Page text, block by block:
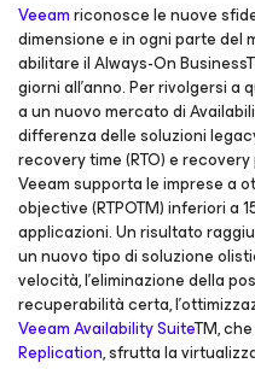
Veeamriconosce le nuove
dimensione e in ogni parte
abilitare il Always-On
giorni all’anno. Per rivolgersi a
a un nuovo mercato di
differenza delle soluzioni
recovery time (RTO) e
Veeam supporta le imprese a
objective (RTPOTM) inferiori a
applicazioni. Un risultato
un nuovo tipo di soluzione
velocità, l’eliminazione della
recuperabilità certa,
Veeam Availability SuiteTM,
Replication, sfrutta la